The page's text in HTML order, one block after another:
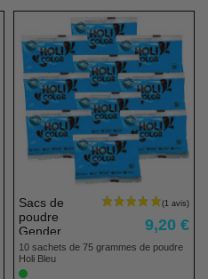
Sacs de
poudre
Gender
Reveal Bleue
- 10 x 75g
9,20 €
10 sachets de 75 grammes de poudre
Holi Bleu